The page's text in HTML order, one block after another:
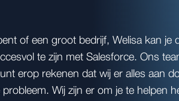
of een groot bedrijf, Welisa kan je
te zijn met Salesforce. Ons
erop rekenen dat wij er alles aan
Wij zijn er om je te helpen